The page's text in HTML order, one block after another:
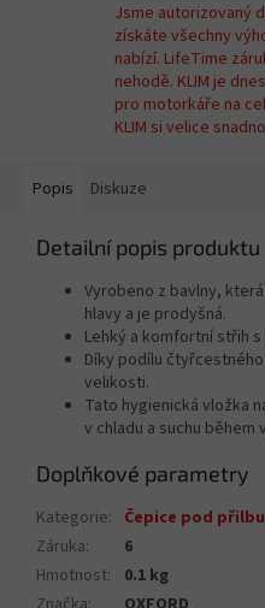
Jsme autorizovaný
získáte všechny
nabízí. LifeTime
nehodě. KLIM je
pro motorkáře na
KLIM si velice
Popis Diskuze
Detailní popis produktu
Vyrobeno z bavlny,
hlavy a je prodyšná.
Lehký a komfortní střih
Díky podílu
velikosti.
Tato hygienická vložka
v chladu a suchu
Doplňkové parametry
Kategorie: Čepice pod přilbu
Záruka:
6
Hmotnost:
0.1 kg